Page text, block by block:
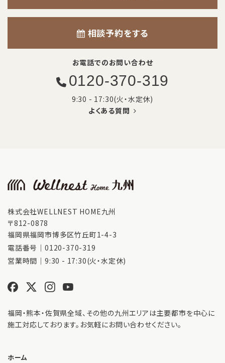
相談予約をする
お電話でのお問い合わせ
0120-370-319
9:30 - 17:30(火・水定休)
よくある質問
株式会社WELLNEST HOME九州
〒812-0878
福岡県福岡市博多区竹丘町1-4-3
電話番号｜ 0120-370-319
営業時間｜9:30 - 17:30(火・水定休)
福岡・熊本・佐賀県全域、その他の九州エリアは主要都市を中心に
施工対応しております。お気軽にお問い合わせください。
ホーム